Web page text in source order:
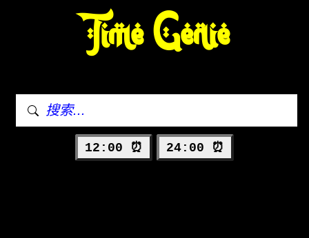
Time Genie
12:00 ⏰ 24:00 ⏰